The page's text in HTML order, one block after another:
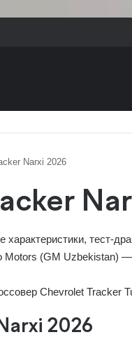
Narxi 2026
характеристики, тест-
Motors (GM Uzbekistan) —
Chevrolet Tracker
2026